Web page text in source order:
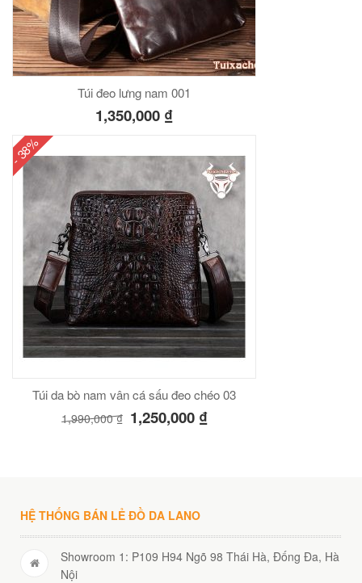
Túi đeo lưng nam 001
1,350,000 ₫
- 38%
Túi da bò nam vân cá sấu đeo chéo 03
1,990,000₫ 1,250,000 ₫
HỆ THỐNG BÁN LẺ ĐỒ DA LANO
Showroom 1: P109 H94 Ngõ 98 Thái Hà, Đống Đa, Hà
Nội